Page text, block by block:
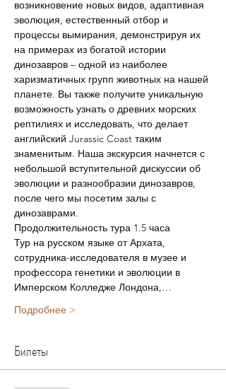
возникновение новых видов, адаптивная
эволюция, естественный отбор и
процессы вымирания, демонстрируя их
на примерах из богатой истории
динозавров – одной из наиболее
харизматичных групп животных на нашей
планете. Вы также получите уникальную
возможность узнать о древних морских
рептилиях и исследовать, что делает
английский Jurassic Coast таким
знаменитым. Наша экскурсия начнется с
небольшой вступительной дискуссии об
эволюции и разнообразии динозавров,
после чего мы посетим залы с
динозаврами.
Продолжительность тура 1.5 часа
Тур на русском языке от Архата,
сотрудника-исследователя в музее и
профессора генетики и эволюции в
Имперском Колледже Лондона,…
Подробнее >
Билеты